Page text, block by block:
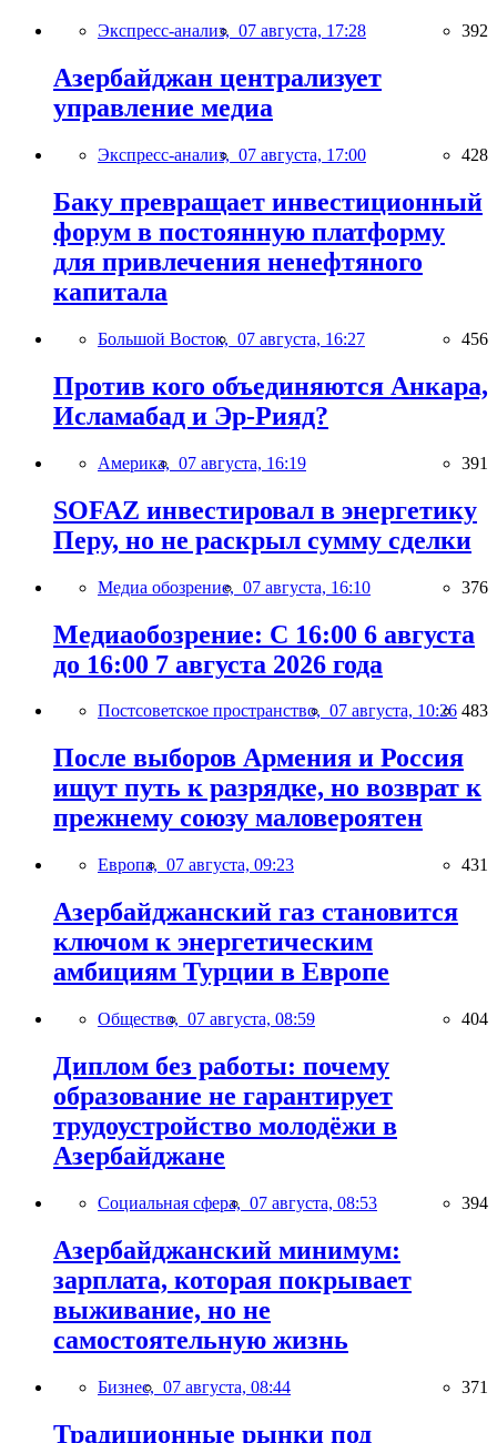
Экспресс-анализ, 07 августа, 17:28 392
Азербайджан централизует
управление медиа
Экспресс-анализ, 07 августа, 17:00 428
Баку превращает инвестиционный
форум в постоянную платформу
для привлечения ненефтяного
капитала
Большой Восток, 07 августа, 16:27 456
Против кого объединяются Анкара,
Исламабад и Эр-Рияд?
Америка, 07 августа, 16:19 391
SOFAZ инвестировал в энергетику
Перу, но не раскрыл сумму сделки
Медиа обозрение, 07 августа, 16:10 376
Медиаобозрение: С 16:00 6 августа
до 16:00 7 августа 2026 года
Постсоветское пространство, 07 августа, 10:26 483
После выборов Армения и Россия
ищут путь к разрядке, но возврат к
прежнему союзу маловероятен
Европа, 07 августа, 09:23 431
Азербайджанский газ становится
ключом к энергетическим
амбициям Турции в Европе
Общество, 07 августа, 08:59 404
Диплом без работы: почему
образование не гарантирует
трудоустройство молодёжи в
Азербайджане
Социальная сфера, 07 августа, 08:53 394
Азербайджанский минимум:
зарплата, которая покрывает
выживание, но не
самостоятельную жизнь
Бизнес, 07 августа, 08:44 371
Традиционные рынки под